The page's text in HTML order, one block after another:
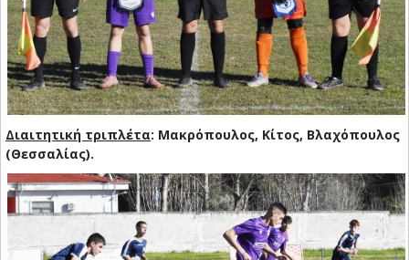
Διαιτητική τριπλέτα: Μακρόπουλος, Κίτος, Βλαχόπουλος
(Θεσσαλίας).